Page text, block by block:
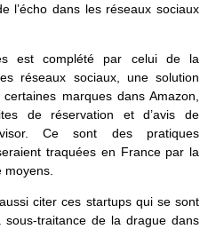
l’écho dans les réseaux sociaux
est complété par celui de la
réseaux sociaux, une solution
marques dans Amazon,
de réservation et d’avis de
Ce sont des pratiques
traquées en France par la
moyens.
citer ces startups qui se sont
traitance de la drague dans